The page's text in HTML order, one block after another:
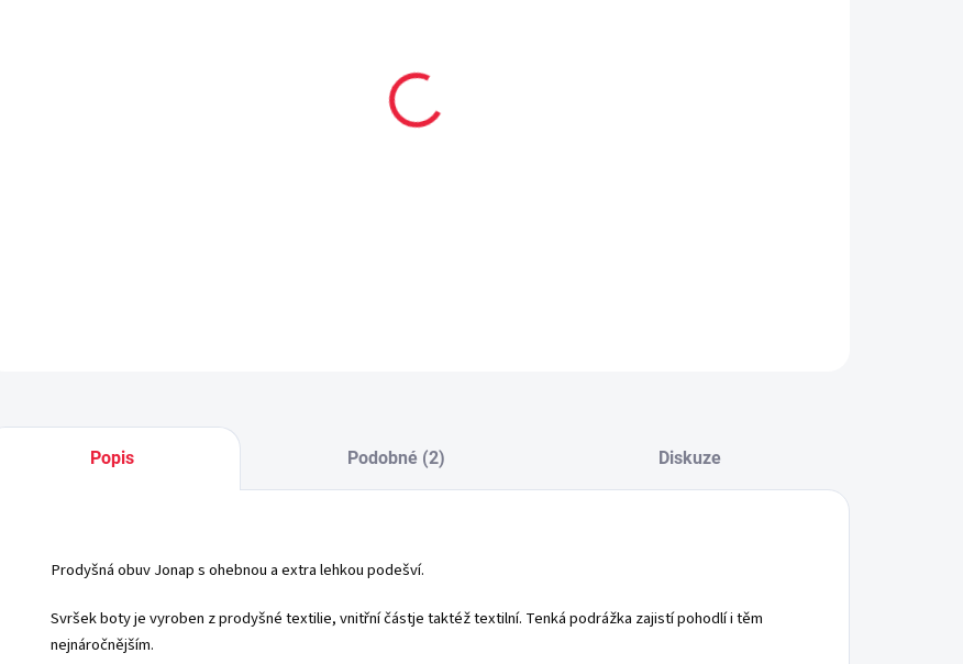
Popis Podobné (2) Diskuze
Prodyšná obuv Jonap s ohebnou a extra lehkou podešví.
Svršek boty je vyroben z prodyšné textilie, vnitřní částje taktéž textilní. Tenká podrážka zajistí pohodlí i těm
nejnáročnějším.